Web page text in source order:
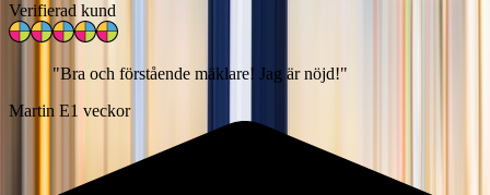
Verifierad kund
"Bra och förstående mäklare! Jag är nöjd!"
Martin E1 veckor